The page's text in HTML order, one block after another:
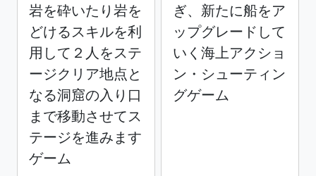
岩を砕いたり岩を
どけるスキルを利
用して２人をステ
ージクリア地点と
なる洞窟の入り口
まで移動させてス
テージを進みます
ゲーム
ぎ、新たに船をア
ップグレードして
いく海上アクショ
ン・シューティン
グゲーム